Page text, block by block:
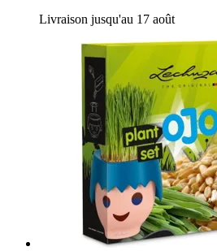
Livraison jusqu'au 17 août